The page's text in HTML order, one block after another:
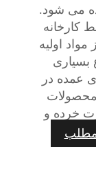
می شود.
کارخانه
مواد اولیه
بسیاری
عمده در
محصولات
خرده و
مطلب